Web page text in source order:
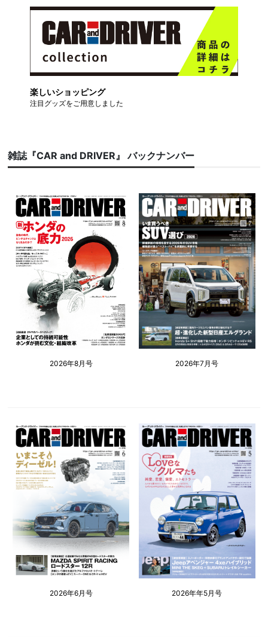
楽しいショッピング
注目グッズをご用意しました
雑誌『CAR and DRIVER』 バックナンバー
2026年8月号 2026年7月号
2026年6月号 2026年年5月号